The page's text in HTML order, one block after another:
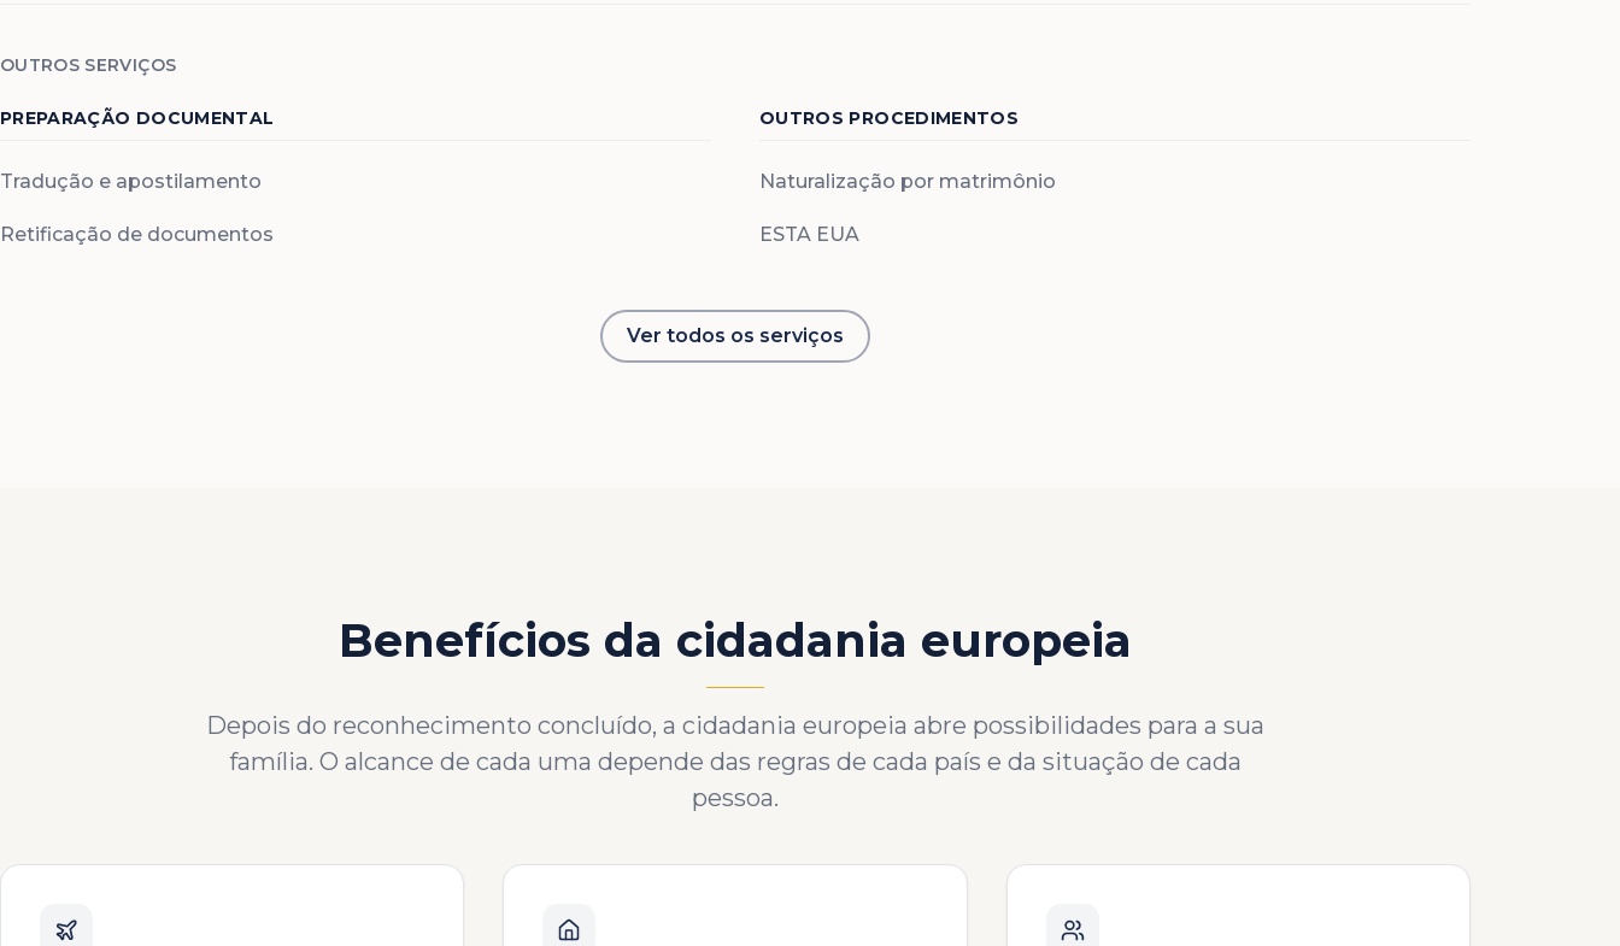
OUTROS SERVIÇOS
PREPARAÇÃO DOCUMENTAL
Tradução e apostilamento
Retificação de documentos
OUTROS PROCEDIMENTOS
Naturalização por matrimônio
ESTA EUA
Ver todos os serviços
Benefícios da cidadania europeia
Depois do reconhecimento concluído, a cidadania europeia abre possibilidades para a sua
família. O alcance de cada uma depende das regras de cada país e da situação de cada
pessoa.